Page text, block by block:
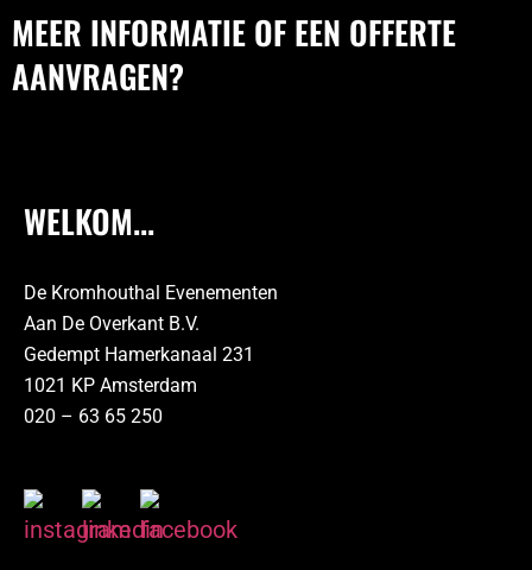
MEER INFORMATIE OF EEN OFFERTE
AANVRAGEN?
WELKOM...
De Kromhouthal Evenementen
Aan De Overkant B.V.
Gedempt Hamerkanaal 231
1021 KP Amsterdam
020 – 63 65 250